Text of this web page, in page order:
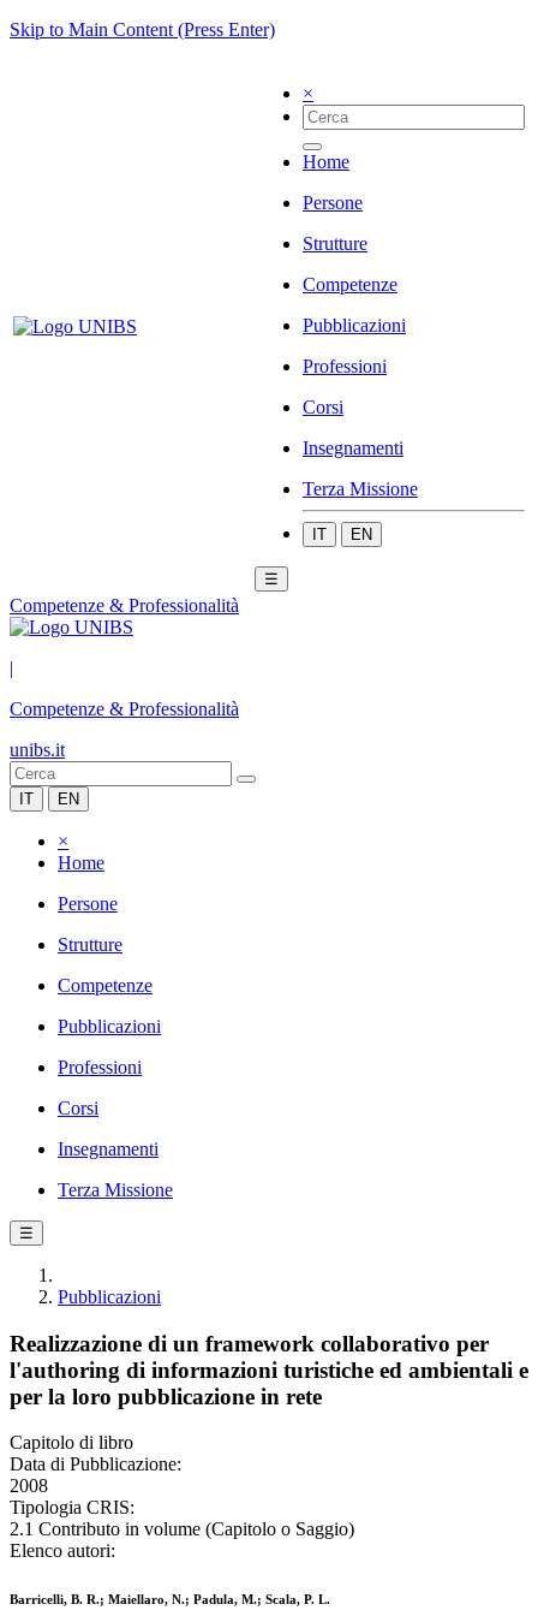
Skip to Main Content (Press Enter)
×
Home
Persone
Strutture
Competenze
Pubblicazioni
Professioni
Corsi
Insegnamenti
Terza Missione
IT EN
☰
Competenze & Professionalità
|
Competenze & Professionalità
unibs.it
IT EN
×
Home
Persone
Strutture
Competenze
Pubblicazioni
Professioni
Corsi
Insegnamenti
Terza Missione
☰
Pubblicazioni
Realizzazione di un framework collaborativo per
l'authoring di informazioni turistiche ed ambientali e
per la loro pubblicazione in rete
Capitolo di libro
Data di Pubblicazione:
2008
Tipologia CRIS:
2.1 Contributo in volume (Capitolo o Saggio)
Elenco autori:
Barricelli, B. R.; Maiellaro, N.; Padula, M.; Scala, P. L.